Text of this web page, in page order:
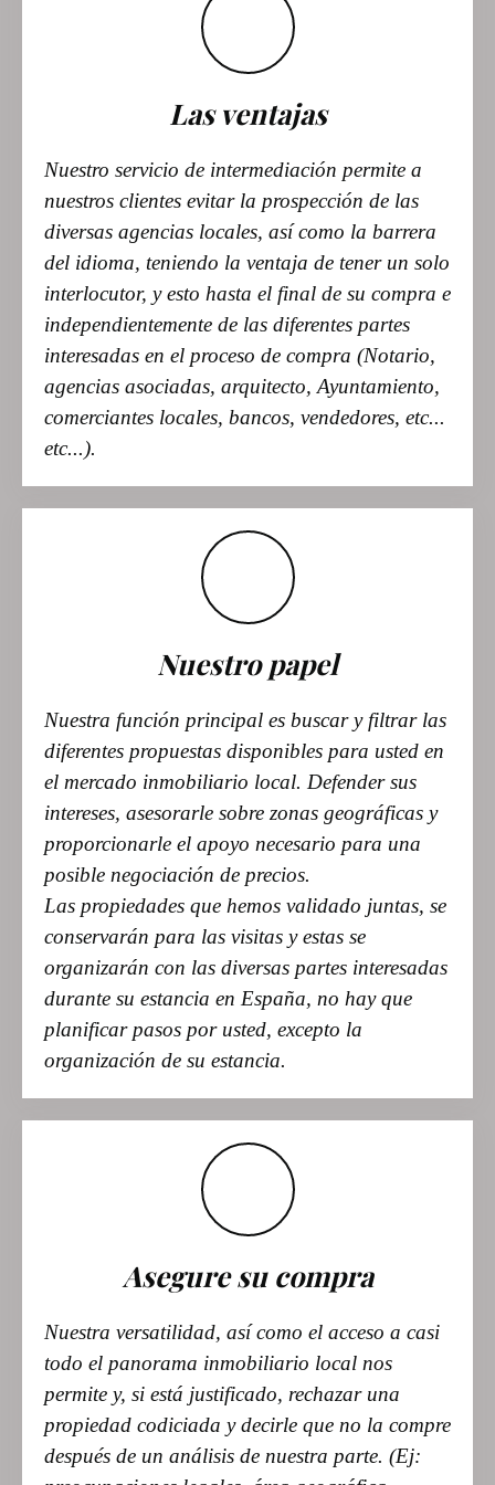
una vivienda con carácter y un negocio rentable y consolidado.
Las ventajas
Nuestro servicio de intermediación permite a
nuestros clientes evitar la prospección de las
diversas agencias locales, así como la barrera
del idioma, teniendo la ventaja de tener un solo
interlocutor, y esto hasta el final de su compra e
independientemente de las diferentes partes
interesadas en el proceso de compra (Notario,
agencias asociadas, arquitecto, Ayuntamiento,
comerciantes locales, bancos, vendedores, etc...
etc...).
Nuestro papel
Nuestra función principal es buscar y filtrar las
diferentes propuestas disponibles para usted en
el mercado inmobiliario local. Defender sus
intereses, asesorarle sobre zonas geográficas y
proporcionarle el apoyo necesario para una
posible negociación de precios.
Las propiedades que hemos validado juntas, se
conservarán para las visitas y estas se
organizarán con las diversas partes interesadas
durante su estancia en España, no hay que
planificar pasos por usted, excepto la
organización de su estancia.
Asegure su compra
Nuestra versatilidad, así como el acceso a casi
todo el panorama inmobiliario local nos
permite y, si está justificado, rechazar una
propiedad codiciada y decirle que no la compre
después de un análisis de nuestra parte. (Ej: